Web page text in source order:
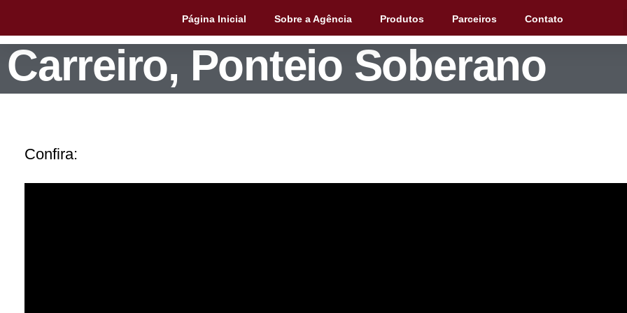
Página Inicial Sobre a Agência Produtos Parceiros Contato
Nova música de João Ormond
Carreiro, Ponteio Soberano
Confira: